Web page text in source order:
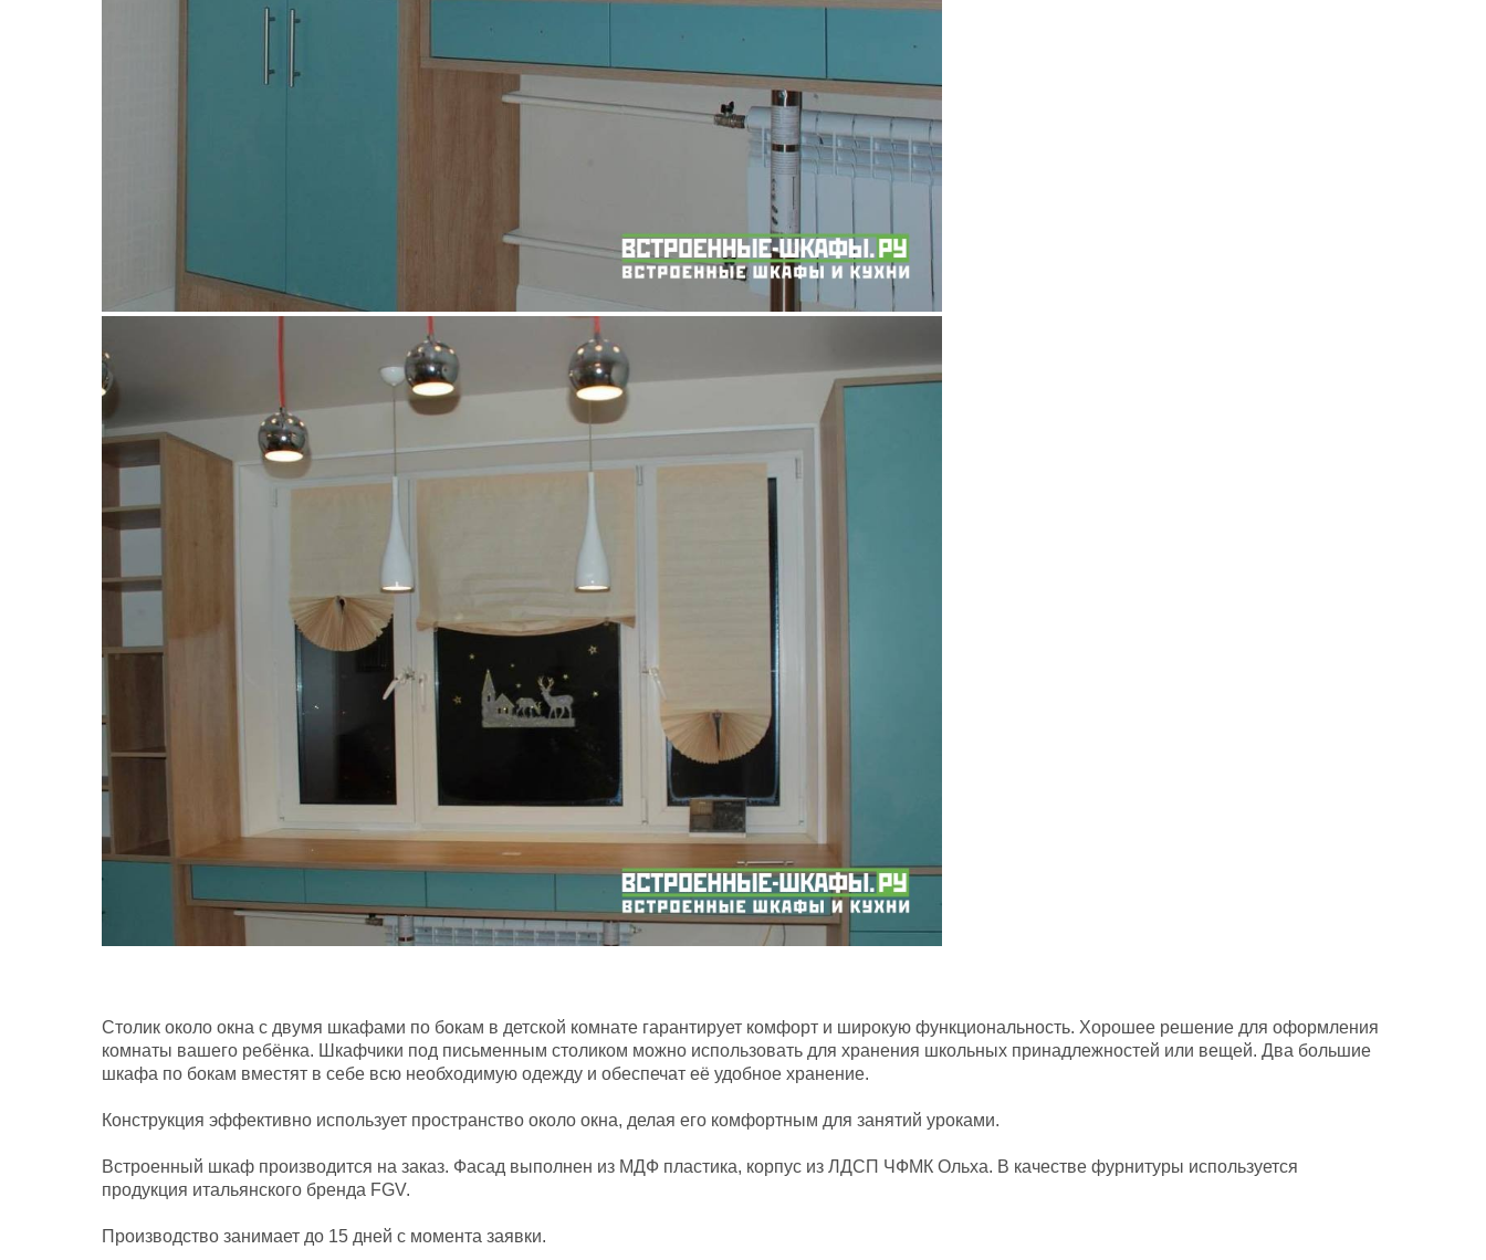
Столик около окна с двумя шкафами по бокам в детской комнате гарантирует комфорт и широкую функциональность. Хорошее решение для оформления
комнаты вашего ребёнка. Шкафчики под письменным столиком можно использовать для хранения школьных принадлежностей или вещей. Два большие
шкафа по бокам вместят в себе всю необходимую одежду и обеспечат её удобное хранение.
Конструкция эффективно использует пространство около окна, делая его комфортным для занятий уроками.
Встроенный шкаф производится на заказ. Фасад выполнен из МДФ пластика, корпус из ЛДСП ЧФМК Ольха. В качестве фурнитуры используется
продукция итальянского бренда FGV.
Производство занимает до 15 дней с момента заявки.